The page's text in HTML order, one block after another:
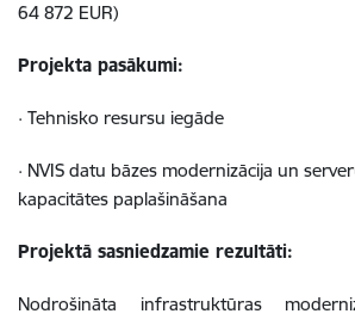
64 872 EUR)
Projekta pasākumi:
· Tehnisko resursu iegāde
· NVIS datu bāzes modernizācija un
kapacitātes paplašināšana
Projektā sasniedzamie rezultāti:
Nodrošināta infrastruktūras